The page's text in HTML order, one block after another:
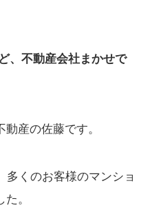
、不動産会社まかせで
産の佐藤です。
多くのお客様のマンショ
。